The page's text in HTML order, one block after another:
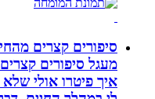
סיפורים קצרים מהחיים
מעגל סיפורים קצרים
איך פיטרו אולי שלא